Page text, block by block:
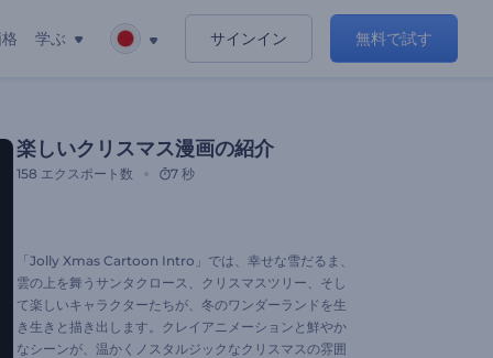
学ぶ サインイン 無料で試す
楽しいクリスマス漫画の紹介
158 エクスポート数 7 秒
「Jolly Xmas Cartoon Intro」では、幸せな雪だるま、
雲の上を舞うサンタクロース、クリスマスツリー、そし
て楽しいキャラクターたちが、冬のワンダーランドを生
き生きと描き出します。クレイアニメーションと鮮やか
なシーンが、温かくノスタルジックなクリスマスの雰囲